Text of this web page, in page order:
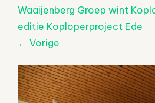
Waaijenberg Groep wint
editie Koploperproject Ede
← Vorige